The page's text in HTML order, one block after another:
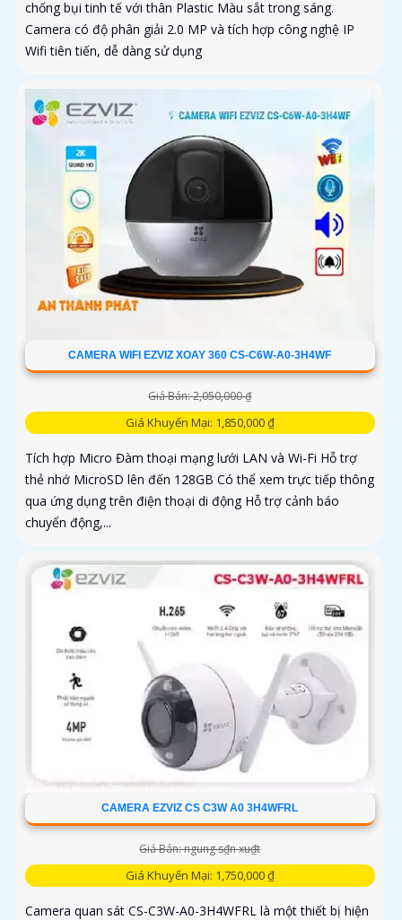
chống bụi tinh tế với thân Plastic Màu sắt trong sáng.
Camera có độ phân giải 2.0 MP và tích hợp công nghệ IP
Wifi tiên tiến, dễ dàng sử dụng
CAMERA WIFI EZVIZ XOAY 360 CS-C6W-A0-3H4WF
Giá Bán: 2,050,000 ₫
Giá Khuyến Mại: 1,850,000 ₫
Tích hợp Micro Đàm thoại mạng lưới LAN và Wi-Fi Hỗ trợ
thẻ nhớ MicroSD lên đến 128GB Có thể xem trực tiếp thông
qua ứng dụng trên điện thoại di động Hỗ trợ cảnh báo
chuyển động,...
CAMERA EZVIZ CS C3W A0 3H4WFRL
Giá Bán: ngung s₫n xu₫t
Giá Khuyến Mại: 1,750,000 ₫
Camera quan sát CS-C3W-A0-3H4WFRL là một thiết bị hiện